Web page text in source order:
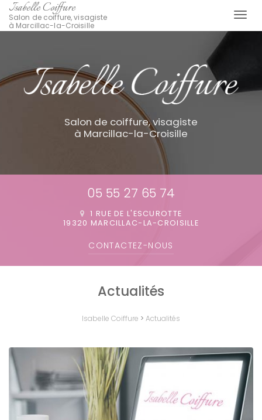
contenu
principal
Isabelle Coiffure
Salon de coiffure, visagiste
à Marcillac-la-Croisille
Salon de coiffure, visagiste
à Marcillac-la-Croisille
05 55 27 65 74
1 RUE DE L'ESCUROTTE
19320 MARCILLAC-LA-CROISILLE
CONTACTEZ-NOUS
Actualités
Isabelle Coiffure > Actualités